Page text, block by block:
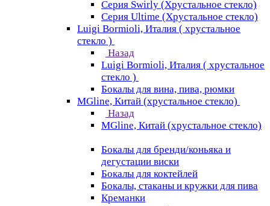
Серия Swirly (Хрустальное стекло)
Серия Ultime (Хрустальное стекло)
Luigi Bormioli, Италия ( хрустальное
стекло )
Назад
Luigi Bormioli, Италия ( хрустальное
стекло )
Бокалы для вина, пива, рюмки
MGline, Китай (хрустальное стекло)
Назад
MGline, Китай (хрустальное стекло)
Бокалы для бренди/коньяка и
дегустации виски
Бокалы для коктейлей
Бокалы, стаканы и кружки для пива
Креманки